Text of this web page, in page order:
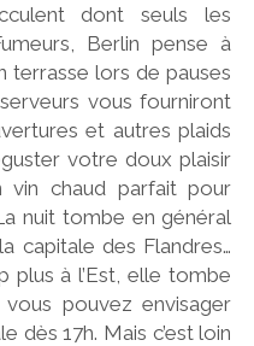
dont seuls les
Berlin pense à
terrasse lors de pauses
vous fourniront
et autres plaids
votre doux plaisir
chaud parfait pour
nuit tombe en général
capitale des Flandres…
plus à l’Est, elle tombe
pouvez envisager
dès 17h. Mais c’est loin